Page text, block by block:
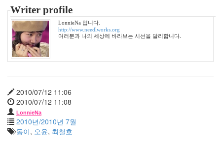
Writer profile
LonnieNa 입니다.
http://www.needlworks.org
여러분과 나의 세상에 바라보는 시선을 달리합니다.
2010/07/12 11:06
2010/07/12 11:08
LonnieNa
2010년/2010년 7월
동이, 오윤, 최철호
연
bluetooth
리
스
마
스
Notices